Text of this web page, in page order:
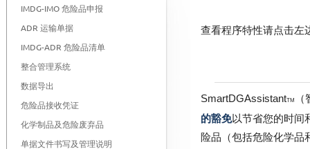
IMDG-IMO 危险品申报
ADR 运输单据
IMDG-ADR 危险品清单
整合管理系统
数据导出
危险品接收凭证
化学制品及危险废弃品
单据文件书写及管理说明
查看程序特性请点击左
SmartDGAssistantTM
的豁免以节省您的时间
险品（包括危险化学品